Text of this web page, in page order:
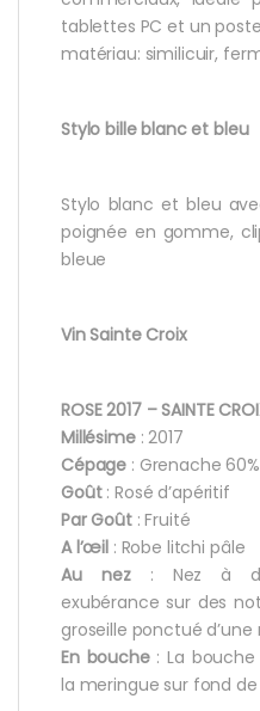
tablettes PC et un
matériau: similicuir,
Stylo bille blanc et bleu
Stylo blanc et bleu
poignée en gomme,
bleue
Vin Sainte Croix
ROSE 2017 – SAINTE
Millésime: 2017
Cépage : Grenache
Goût: Rosé d’apéritif
Par Goût: Fruité
A l’œil : Robe litchi pâle
Au nez: Nez à
exubérance sur des
groseille ponctué
En bouche: La bouche
la meringue sur fond